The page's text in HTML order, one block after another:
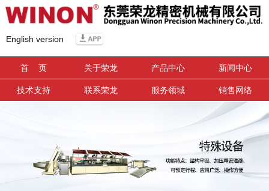
English version
首 页 关于荣龙 产品中心 新闻中心
技术支持 联系荣龙 服务领域 销售网络
信息搜索
搜索